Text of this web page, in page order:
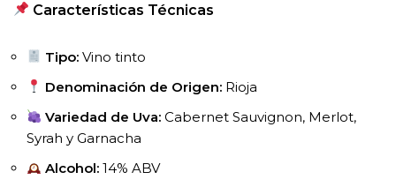
Características Técnicas
Tipo: Vino tinto
Denominación de Origen: Rioja
Variedad de Uva: Cabernet Sauvignon, Merlot,
Syrah y Garnacha
Alcohol: 14% ABV